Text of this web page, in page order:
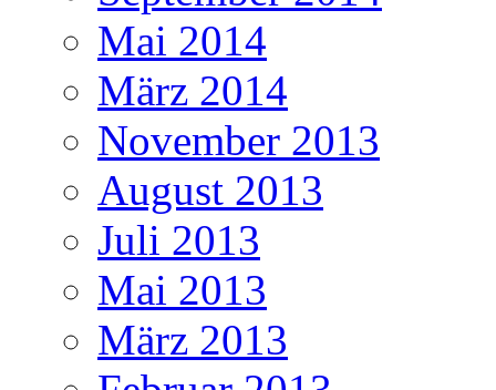
Mai 2014
März 2014
November 2013
August 2013
Juli 2013
Mai 2013
März 2013